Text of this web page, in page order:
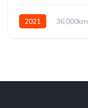
2021 36,000km